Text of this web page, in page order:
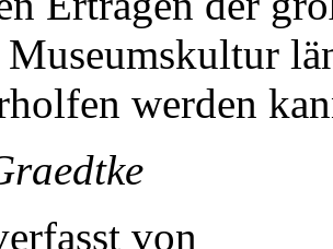
Museumskultur
werden
von